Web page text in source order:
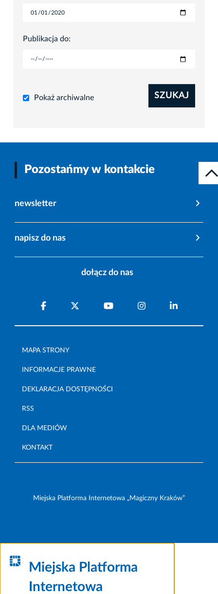
Publikacja do:
Pokaż archiwalne SZUKAJ
Pozostańmy w kontakcie
newsletter
napisz do nas
dołącz do nas
MAPA STRONY
INFORMACJE PRAWNE
DEKLARACJA DOSTĘPNOŚCI
RSS
DLA MEDIÓW
KONTAKT
Miejska Platforma Internetowa „Magiczny Kraków”
Miejska Platforma
Internetowa